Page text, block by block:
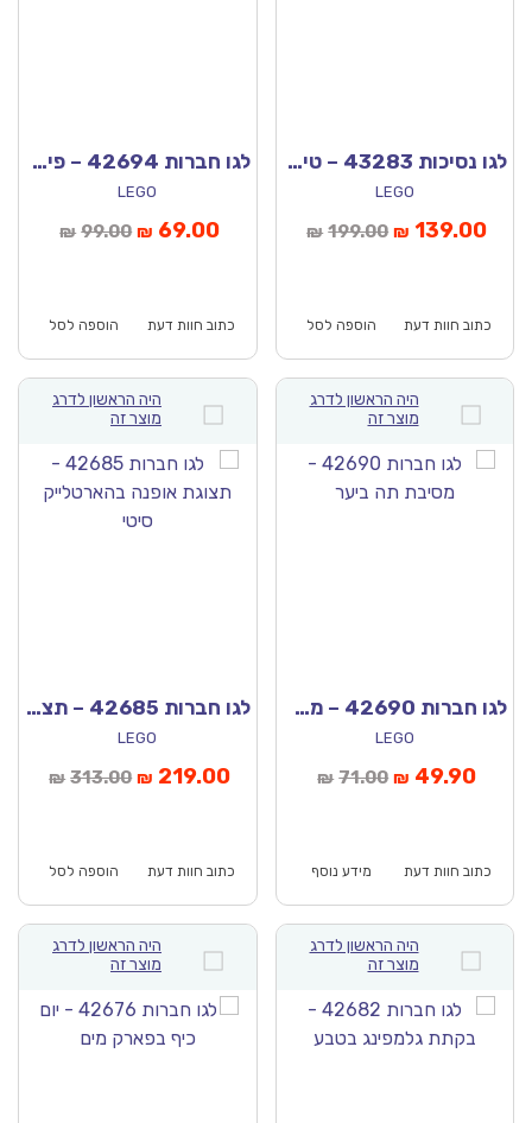
לגו נסיכות 43283 – טירה של סינדרלה עם חבריה החיות
LEGO
₪ 199.00המחיר
₪ 139.00
כתוב חוות דעת הוספה לסל
לגו חברות 42694 – פיצה טראק
LEGO
₪ 99.00המחיר
₪99.00.
₪ 69.00
₪69.00.
כתוב חוות דעת הוספה לסל
היה הראשון לדרג
מוצר זה
לגו חברות 42690 – מסיבת תה ביער
LEGO
₪ 71.00המחיר
₪71.00.
₪ 49.90
כתוב חוות דעת מידע נוסף
היה הראשון לדרג
מוצר זה
לגו חברות 42685 – תצוגת אופנה בהארטלייק סיטי
LEGO
₪ 313.00המחיר
₪ 219.00
₪219.00.
כתוב חוות דעת הוספה לסל
היה הראשון לדרג
מוצר זה
היה הראשון לדרג
מוצר זה